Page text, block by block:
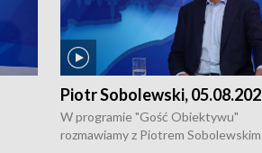
Piotr Sobolewski,
W programie "Gość Obiektywu"
rozmawiamy z Piotrem